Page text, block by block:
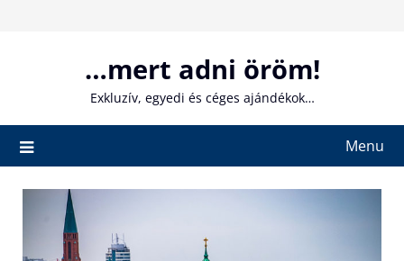
…mert adni öröm!
Exkluzív, egyedi és céges ajándékok…
Menu